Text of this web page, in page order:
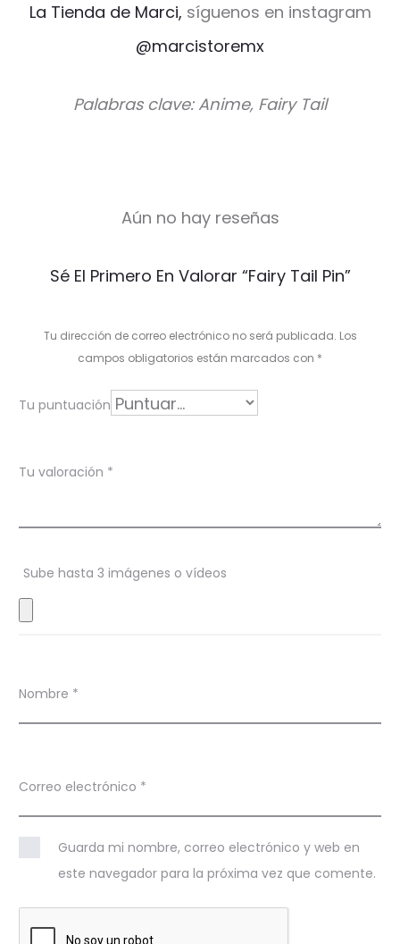
La Tienda de Marci, síguenos en instagram
@marcistoremx
Palabras clave: Anime, Fairy Tail
r
i
o
e
s
Aún no hay reseñas
Sé El Primero En Valorar “Fairy Tail Pin”
Tu dirección de correo electrónico no será publicada. Los
campos obligatorios están marcados con *
Tu puntuación
Tu valoración *
Sube hasta 3 imágenes o vídeos
Nombre *
Correo electrónico *
Guarda mi nombre, correo electrónico y web en
este navegador para la próxima vez que comente.